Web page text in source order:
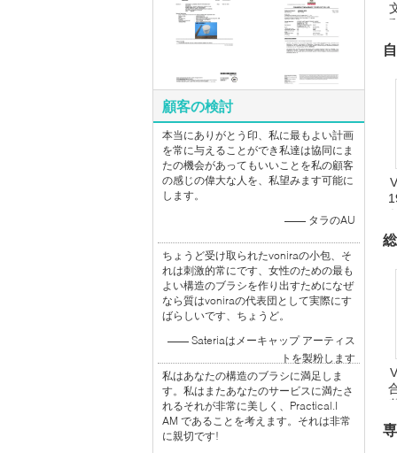
顧客の検討
本当にありがとう印、私に最もよい計画
を常に与えることができ私達は協同にま
たの機会があってもいいことを私の顧客
の感じの偉大な人を、私望みます可能に
します。
—— タラのAU
ちょうど受け取られたvoniraの小包、そ
れは刺激的常にです、女性のための最も
よい構造のブラシを作り出すためになぜ
なら質はvoniraの代表団として実際にす
ばらしいです、ちょうど。
—— Sateriaはメーキャップ アーティス
トを製粉します
私はあなたの構造のブラシに満足しま
す。私はまたあなたのサービスに満たさ
れるそれが非常に美しく、Practical.I
AM であることを考えます。それは非常
に親切です!